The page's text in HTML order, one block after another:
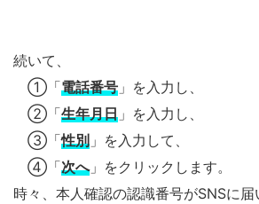
続いて、
①「電話番号 」を入力し、
②「生年月日 」を入力し、
③「性別 」を入力して、
④「次へ」をクリックします。
時々、本人確認の認識番号がSNSに